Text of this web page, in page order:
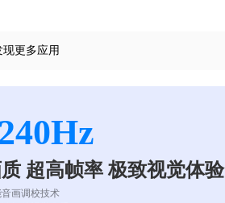
更多应用
超高帧率 极致视觉体验
画调校技术